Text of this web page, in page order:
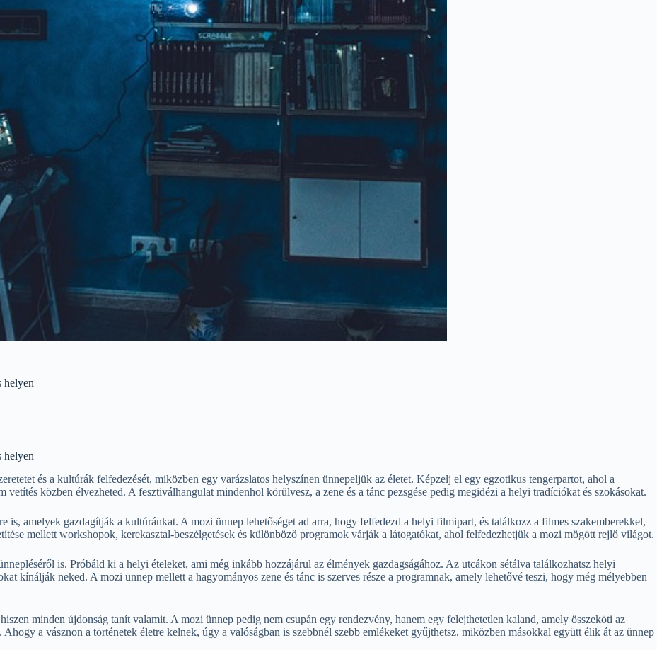
helyen
helyen
és a kultúrák felfedezését, miközben egy varázslatos helyszínen ünnepeljük az életet. Képzelj el egy egzotikus tengerpartot, ahol a
közben élvezheted. A fesztiválhangulat mindenhol körülvesz, a zene és a tánc pezsgése pedig megidézi a helyi tradíciókat és szokásokat.
is, amelyek gazdagítják a kultúránkat. A mozi ünnep lehetőséget ad arra, hogy felfedezd a helyi filmipart, és találkozz a filmes szakemberekkel,
mellett workshopok, kerekasztal-beszélgetések és különböző programok várják a látogatókat, ahol felfedezhetjük a mozi mögött rejlő világot.
is. Próbáld ki a helyi ételeket, ami még inkább hozzájárul az élmények gazdagságához. Az utcákon sétálva találkozhatsz helyi
kínálják neked. A mozi ünnep mellett a hagyományos zene és tánc is szerves része a programnak, amely lehetővé teszi, hogy még mélyebben
minden újdonság tanít valamit. A mozi ünnep pedig nem csupán egy rendezvény, hanem egy felejthetetlen kaland, amely összeköti az
a vásznon a történetek életre kelnek, úgy a valóságban is szebbnél szebb emlékeket gyűjthetsz, miközben másokkal együtt élik át az ünnep